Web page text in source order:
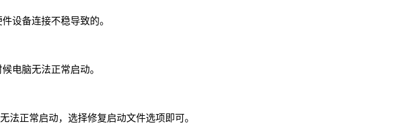
设备连接不稳导致的。
电脑无法正常启动。
法正常启动，选择修复启动文件选项即可。